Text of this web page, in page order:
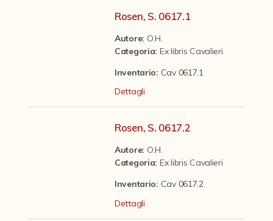
Il progetto Digital Humanities
Rosen, S. 0617.1
Autore: O.H.
Categoria: Ex libris Cavalieri
Inventario: Cav 0617.1
Dettagli
Rosen, S. 0617.2
Autore: O.H.
Categoria: Ex libris Cavalieri
Inventario: Cav 0617.2
Dettagli